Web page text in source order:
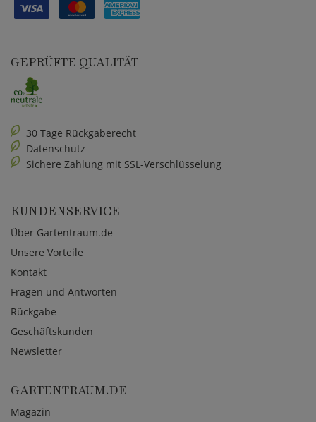
GEPRÜFTE QUALITÄT
30 Tage Rückgaberecht
Datenschutz
Sichere Zahlung mit SSL-Verschlüsselung
KUNDENSERVICE
Über Gartentraum.de
Unsere Vorteile
Kontakt
Fragen und Antworten
Rückgabe
Geschäftskunden
Newsletter
GARTENTRAUM.DE
Magazin